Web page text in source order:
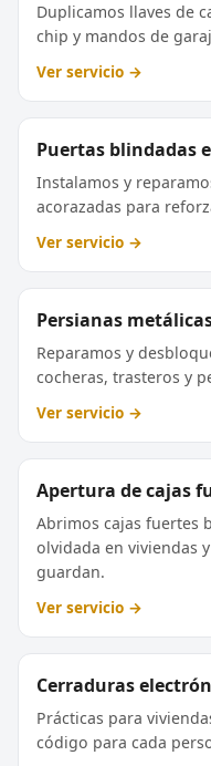
Duplicamos llaves de
chip y mandos de
Ver servicio →
Puertas blindadas
Instalamos y
acorazadas para
Ver servicio →
Persianas
Reparamos y
cocheras, trasteros y
Ver servicio →
Apertura de cajas
Abrimos cajas fuertes
olvidada en viviendas
guardan.
Ver servicio →
Cerraduras
Prácticas para
código para cada